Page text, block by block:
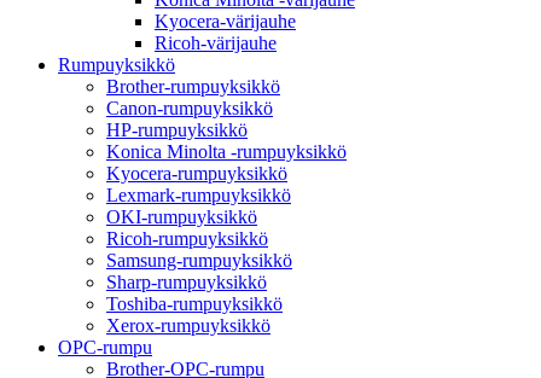
Kyocera-värijauhe
Ricoh-värijauhe
Rumpuyksikkö
Brother-rumpuyksikkö
Canon-rumpuyksikkö
HP-rumpuyksikkö
Konica Minolta -rumpuyksikkö
Kyocera-rumpuyksikkö
Lexmark-rumpuyksikkö
OKI-rumpuyksikkö
Ricoh-rumpuyksikkö
Samsung-rumpuyksikkö
Sharp-rumpuyksikkö
Toshiba-rumpuyksikkö
Xerox-rumpuyksikkö
OPC-rumpu
Brother-OPC-rumpu